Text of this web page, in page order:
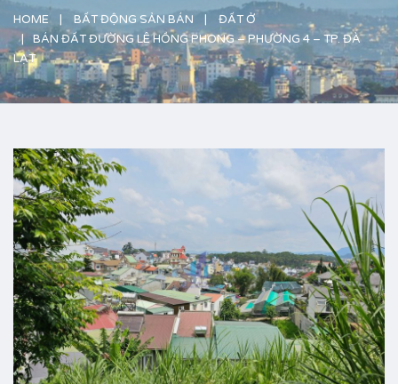
HOME BẤT ĐỘNG SẢN BÁN
ĐẤT Ở
BÁN ĐẤT ĐƯỜNG LÊ HỒNG PHONG – PHƯỜNG 4 – TP. ĐÀ
LẠT.